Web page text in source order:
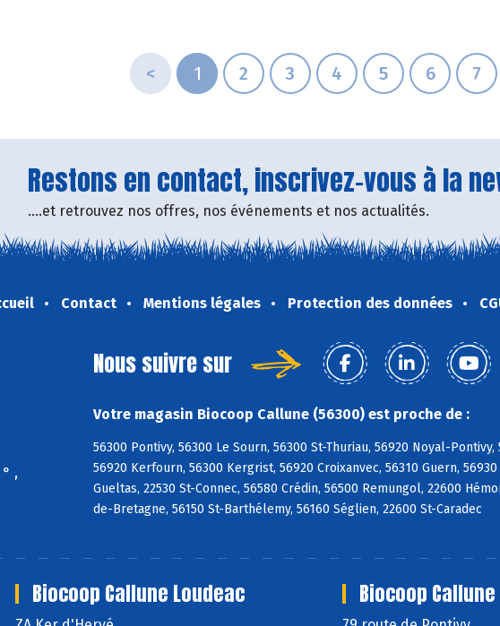
< 1 2 3 4 5 6 7
Restons en contact, inscrivez-vous à la
....et retrouvez nos offres, nos événements et nos actualités.
Contact Mentions légales Protection des données
,
Nous suivre sur
Votre magasin Biocoop Callune (56300) est proche de :
56300 Pontivy, 56300 Le Sourn, 56300 St-Thuriau, 56920 Noyal-
56920 Kerfourn, 56300 Kergrist, 56920 Croixanvec, 56310 Guern,
Gueltas, 22530 St-Connec, 56580 Crédin, 56500 Remungol, 22600
de-Bretagne, 56150 St-Barthélemy, 56160 Séglien, 22600 St-Caradec
Biocoop Callune Loudeac Biocoop Callune